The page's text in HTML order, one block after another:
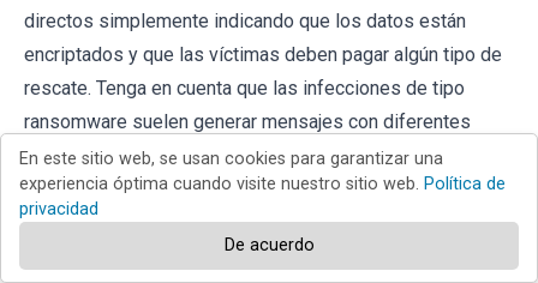
directos simplemente indicando que los datos están
encriptados y que las víctimas deben pagar algún tipo de
rescate. Tenga en cuenta que las infecciones de tipo
ransomware suelen generar mensajes con diferentes
nombres de archivo (por ejemplo, "_readme.txt", "
ME.txt", "DECRYPTION_INSTRUCTIONS.txt",
"DECRYPT_FILES.html", etc.). Por lo tanto, usar el nombre
de un mensaje de rescate puede parecer una buena forma
En este sitio web, se usan cookies para garantizar una
experiencia óptima cuando visite nuestro sitio web. Política de
privacidad
De acuerdo